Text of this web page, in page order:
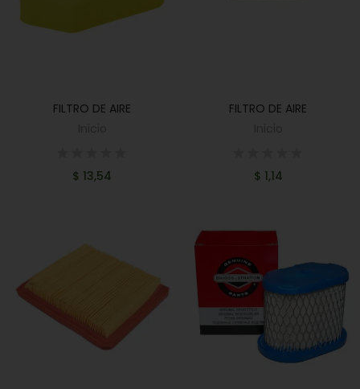
AÑADIR AL CARRITO
FILTRO DE AIRE
$ 13,54
AÑADIR AL CARRITO
FILTRO DE AIRE
$ 1,14